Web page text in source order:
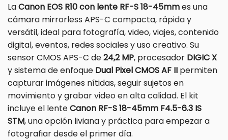
LaCanon EOS R10 con lente RF-S 18-45mmes una
cámara mirrorless APS-C compacta, rápida y
versátil, ideal para fotografía, video, viajes, contenido
digital, eventos, redes sociales y uso creativo. Su
sensor CMOS APS-C de24,2 MP, procesador DIGIC X
y sistema de enfoque Dual Pixel CMOS AF II permiten
capturar imágenes nítidas, seguir sujetos en
movimiento y grabar video en alta calidad. El kit
incluye el lenteCanon RF-S 18-45mm F4.5-6.3 IS
STM, una opción liviana y práctica para empezar a
fotografiar desde el primer día.